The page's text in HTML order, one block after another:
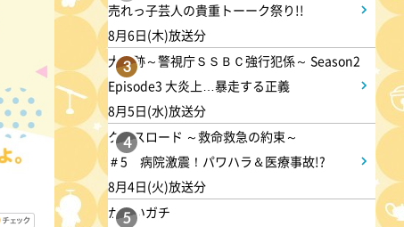
売れっ子芸人の貴重トーーク祭り!!
8月6日(木)放送分
3
大追跡～警視庁ＳＳＢＣ強行犯係～ Season2
Episode3 大炎上…暴走する正義
8月5日(水)放送分
4
クロスロード ～救命救急の約束～
＃5 病院激震！パワハラ＆医療事故!?
8月4日(火)放送分
5
かまいガチ
ザワつく!路線バスで寄り道の
旅 【“東京&横浜"2大都市の地
下街グルメを巡る!】
よる 8:00
マツコ&有吉 かりそめ天国
M-1王者たくろうの滋賀の魅力
プレゼンツアー